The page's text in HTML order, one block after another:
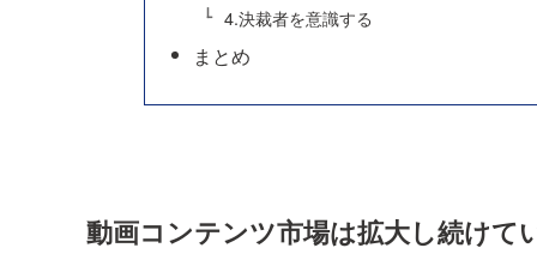
4.決裁者を意識する
まとめ
動画コンテンツ市場は拡大し続けて